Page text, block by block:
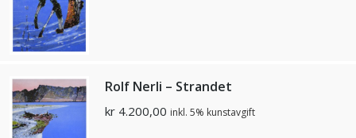
Rolf Nerli – Strandet
kr 4.200,00 inkl. 5% kunstavgift